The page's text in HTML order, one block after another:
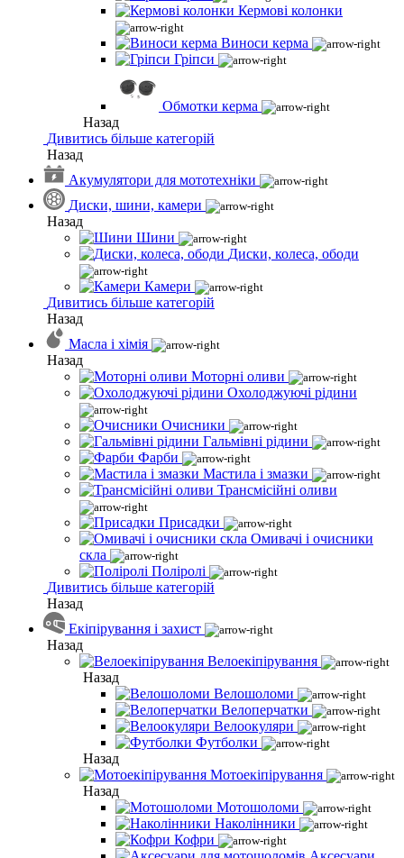
Кермові колонки
Виноси керма
Гріпси
Обмотки керма
Назад
Дивитись більше категорій
Назад
Акумулятори для мототехніки
Диски, шини, камери
Назад
Шини
Диски, колеса, ободи
Камери
Дивитись більше категорій
Назад
Масла і хімія
Назад
Моторні оливи
Охолоджуючі рідини
Очисники
Гальмівні рідини
Фарби
Мастила і змазки
Трансмісійні оливи
Присадки
Омивачі і очисники
скла
Поліролі
Дивитись більше категорій
Назад
Екіпірування і захист
Назад
Велоекіпірування
Назад
Велошоломи
Велоперчатки
Велоокуляри
Футболки
Назад
Мотоекіпірування
Назад
Мотошоломи
Наколінники
Кофри